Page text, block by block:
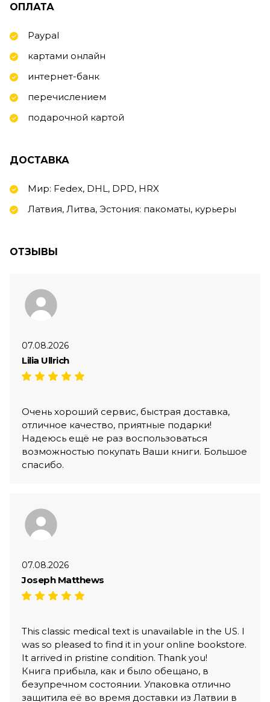
ОПЛАТА
Paypal
картами онлайн
интернет-банк
перечислением
подарочной картой
ДОСТАВКА
Мир: Fedex, DHL, DPD, HRX
Латвия, Литва, Эстония: пакоматы, курьеры
ОТЗЫВЫ
07.08.2026
Lilia Ullrich
Очень хороший сервис, быстрая доставка,
отличное качество, приятные подарки!
Надеюсь ещё не раз воспользоваться
возможностью покупать Ваши книги. Большое
спасибо.
07.08.2026
Joseph Matthews
This classic medical text is unavailable in the US. I
was so pleased to find it in your online bookstore.
It arrived in pristine condition. Thank you!
Книга прибыла, как и было обещано, в
безупречном состоянии. Упаковка отлично
защитила её во время доставки из Латвии в